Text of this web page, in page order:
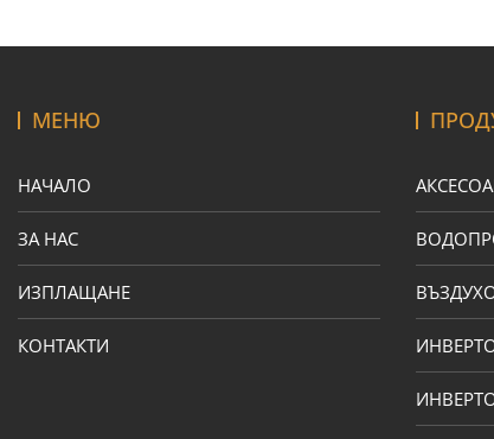
МЕНЮ
НАЧАЛО
ЗА НАС
ИЗПЛАЩАНЕ
КОНТАКТИ